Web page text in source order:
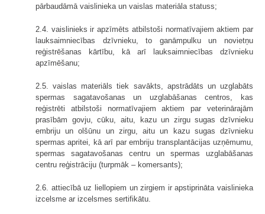
pārbaudāmā vaislinieka un vaislas materiāla statuss;
2.4. vaislinieks ir apzīmēts atbilstoši normatīvajiem aktiem par
lauksaimniecības dzīvnieku, to ganāmpulku un novietņu
reģistrēšanas kārtību, kā arī lauksaimniecības dzīvnieku
apzīmēšanu;
2.5. vaislas materiāls tiek savākts, apstrādāts un uzglabāts
spermas sagatavošanas un uzglabāšanas centros, kas
reģistrēti atbilstoši normatīvajiem aktiem par veterinārajām
prasībām govju, cūku, aitu, kazu un zirgu sugas dzīvnieku
embriju un olšūnu un zirgu, aitu un kazu sugas dzīvnieku
spermas apritei, kā arī par embriju transplantācijas uzņēmumu,
spermas sagatavošanas centru un spermas uzglabāšanas
centru reģistrāciju (turpmāk – komersants);
2.6. attiecībā uz liellopiem un zirgiem ir apstiprināta vaislinieka
izcelsme ar izcelsmes sertifikātu.